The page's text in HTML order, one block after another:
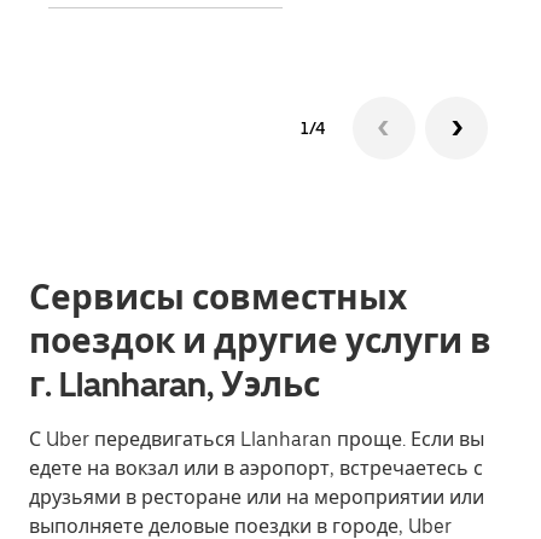
1/4
Сервисы совместных
поездок и другие услуги в
г. Llanharan, Уэльс
С Uber передвигаться Llanharan проще. Если вы
едете на вокзал или в аэропорт, встречаетесь с
друзьями в ресторане или на мероприятии или
выполняете деловые поездки в городе, Uber